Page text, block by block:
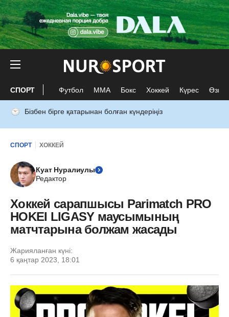
СПОРТ Футбол ММА Бокс Хоккей Күрес Өзге
Бізбен бірге қатарынан болған күндеріңіз
СПОРТ ХОККЕЙ
Куат Нуралиулы
Редактор
Хоккей сарапшысы Parimatch PRO
HOKEI LIGASY маусымының
матчтарына болжам жасады
Жарияланған күні:
6 қаңтар 2023, 18:01